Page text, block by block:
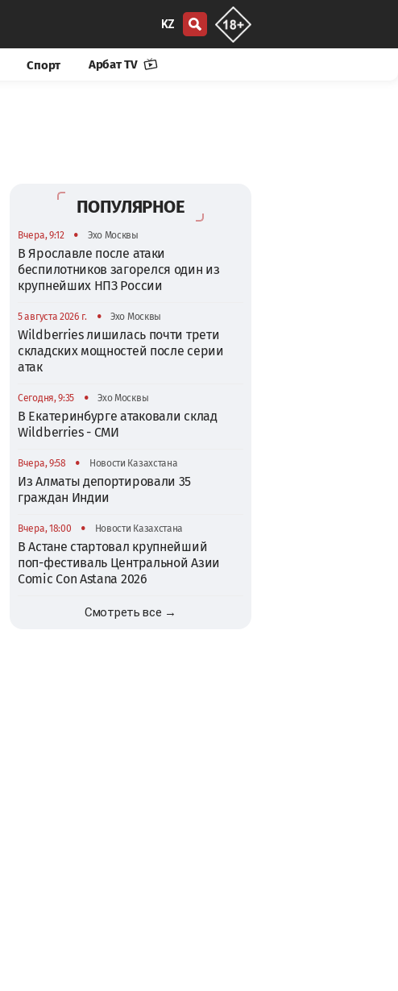
KZ
Спорт Арбат TV
ПОПУЛЯРНОЕ
Вчера, 9:12 • Эхо Москвы
В Ярославле после атаки
беспилотников загорелся один из
крупнейших НПЗ России
5 августа 2026 г. • Эхо Москвы
Wildberries лишилась почти трети
складских мощностей после серии
атак
Сегодня, 9:35 • Эхо Москвы
В Екатеринбурге атаковали склад
Wildberries - СМИ
Вчера, 9:58 • Новости Казахстана
Из Алматы депортировали 35
граждан Индии
Вчера, 18:00 • Новости Казахстана
В Астане стартовал крупнейший
поп-фестиваль Центральной Азии
Comic Con Astana 2026
Смотреть все →